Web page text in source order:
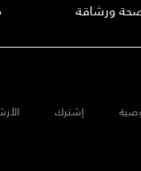
ورشاقة
إشترك